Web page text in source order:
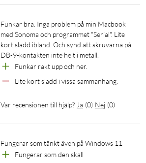
Funkar bra. Inga problem på min Macbook
med Sonoma och programmet "Serial". Lite
kort sladd ibland. Och synd att skruvarna på
DB-9-kontakten inte helt i metall.
Funkar rakt upp och ner.
Lite kort sladd i vissa sammanhang.
Var recensionen till hjälp? Ja (0) Nej (0)
Fungerar som tänkt även på Windows 11
Fungerar som den skall